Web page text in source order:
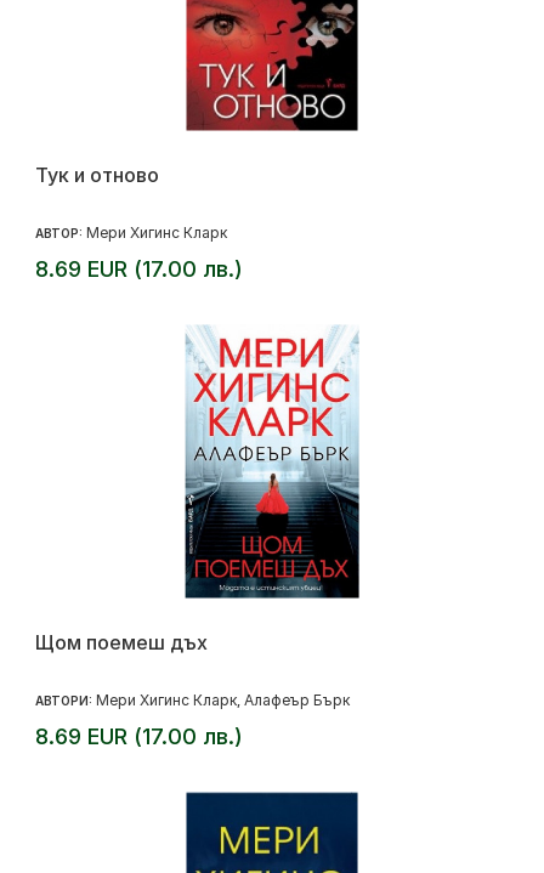
Тук и отново
АВТОР: Мери Хигинс Кларк
8.69 EUR (17.00 лв.)
Щом поемеш дъх
АВТОРИ: Мери Хигинс Кларк Алафеър Бърк
8.69 EUR (17.00 лв.)